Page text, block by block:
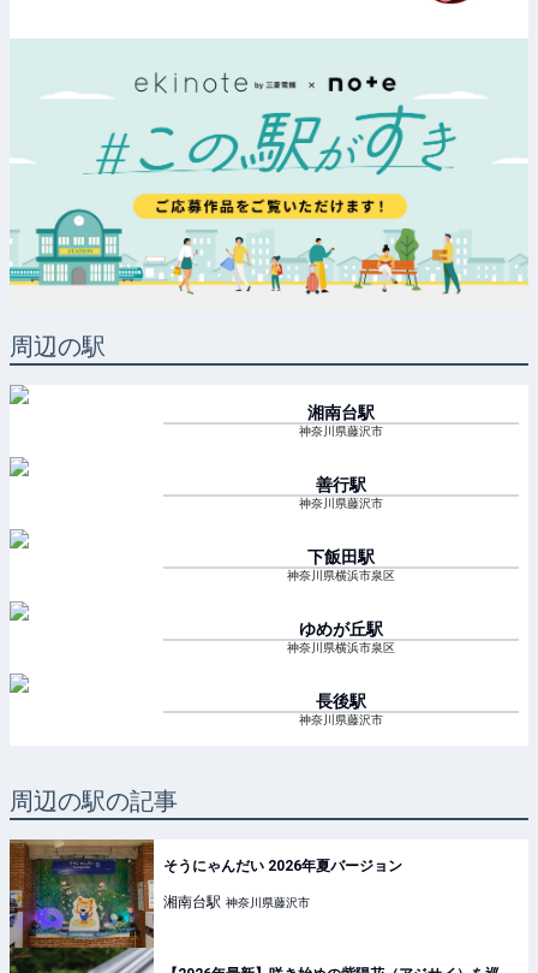
周辺の駅
湘南台駅
神奈川県藤沢市
善行駅
神奈川県藤沢市
下飯田駅
神奈川県横浜市泉区
ゆめが丘駅
神奈川県横浜市泉区
長後駅
神奈川県藤沢市
周辺の駅の記事
そうにゃんだい 2026年夏バージョン
湘南台駅 神奈川県藤沢市